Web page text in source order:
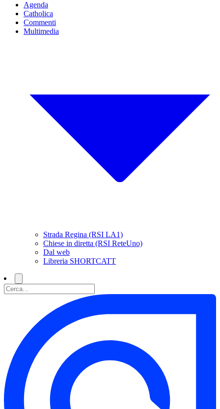
Agenda
Catholica
Commenti
Multimedia
Strada Regina (RSI LA1)
Chiese in diretta (RSI ReteUno)
Dal web
Libreria SHORTCATT